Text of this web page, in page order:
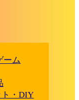
ーム
・DIY